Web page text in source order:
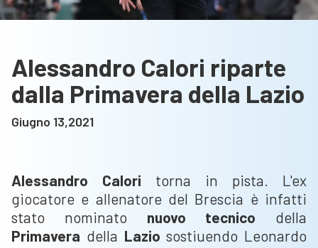
Alessandro Calori riparte
dalla Primavera della Lazio
Giugno 13,2021
Alessandro Calori torna in pista. L'ex
giocatore e allenatore del Brescia è infatti
stato nominatonuovo tecnico della
Primavera della Lazio sostiuendo Leonardo